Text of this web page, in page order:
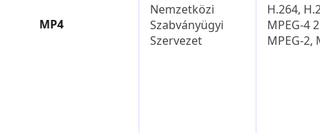
MP4
Nemzetközi
Szabványügyi
Szervezet
H.264,
MPEG-4
MPEG-2,